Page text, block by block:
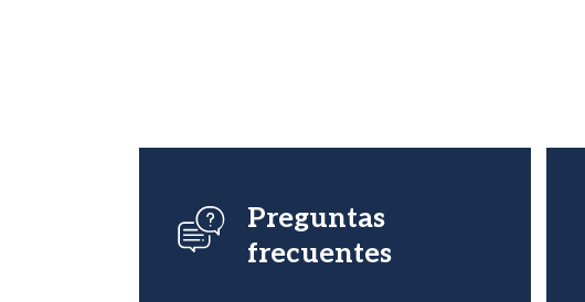
Imagen Preguntas
frecuentes